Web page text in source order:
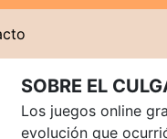
SOBRE EL
Los juegos online
evolución que